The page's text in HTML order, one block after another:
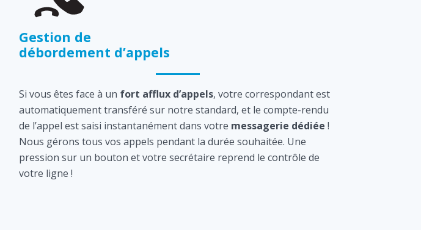
Gestion de
débordement d’appels
Si vous êtes face à un fort afflux d’appels, votre correspondant est
automatiquement transféré sur notre standard, et le compte-rendu
de l’appel est saisi instantanément dans votre messagerie dédiée !
Nous gérons tous vos appels pendant la durée souhaitée. Une
pression sur un bouton et votre secrétaire reprend le contrôle de
votre ligne !